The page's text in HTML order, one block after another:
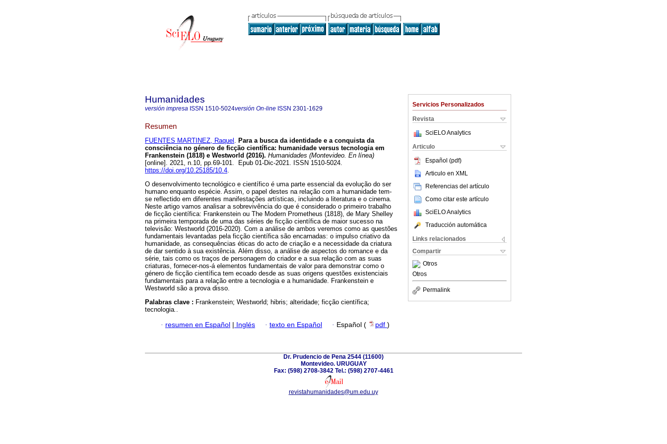
Servicios Personalizados
Revista
SciELO Analytics
Articulo
Español (pdf)
Articulo en XML
Referencias del artículo
Como citar este artículo
SciELO Analytics
Traducción automática
Links relacionados
Compartir
Otros
Otros
Permalink
Humanidades
versión impresa ISSN 1510-5024versión On-line ISSN 2301-1629
Resumen
FUENTES MARTINEZ, Raquel . Para a busca da identidade e a conquista da
consciência no género de ficção científica: humanidade versus tecnologia em
Frankenstein (1818) e Westworld (2016). Humanidades (Montevideo. En línea)
[online]. 2021, n.10, pp.69-101. Epub 01-Dic-2021. ISSN 1510-5024.
https://doi.org/10.25185/10.4.
O desenvolvimento tecnológico e científico é uma parte essencial da evolução do ser
humano enquanto espécie. Assim, o papel destes na relação com a humanidade tem-
se reflectido em diferentes manifestações artísticas, incluindo a literatura e o cinema.
Neste artigo vamos analisar a sobrevivência do que é considerado o primeiro trabalho
de ficção científica: Frankenstein ou The Modern Prometheus (1818), de Mary Shelley
na primeira temporada de uma das séries de ficção científica de maior sucesso na
televisão: Westworld (2016-2020). Com a análise de ambos veremos como as questões
fundamentais levantadas pela ficção científica são encarnadas: o impulso criativo da
humanidade, as consequências éticas do acto de criação e a necessidade da criatura
de dar sentido à sua existência. Além disso, a análise de aspectos do romance e da
série, tais como os traços de personagem do criador e a sua relação com as suas
criaturas, fornecer-nos-á elementos fundamentais de valor para demonstrar como o
género de ficção científica tem ecoado desde as suas origens questões existenciais
fundamentais para a relação entre a tecnologia e a humanidade. Frankenstein e
Westworld são a prova disso.
Palabras clave : Frankenstein; Westworld; hibris; alteridade; ficção científica;
tecnologia. .
· resumen en Español | Inglés · texto en Español · Español ( pdf )
Dr. Prudencio de Pena 2544 (11600)
Montevideo. URUGUAY
Fax: (598) 2708-3842 Tel.: (598) 2707-4461
revistahumanidades@um.edu.uy